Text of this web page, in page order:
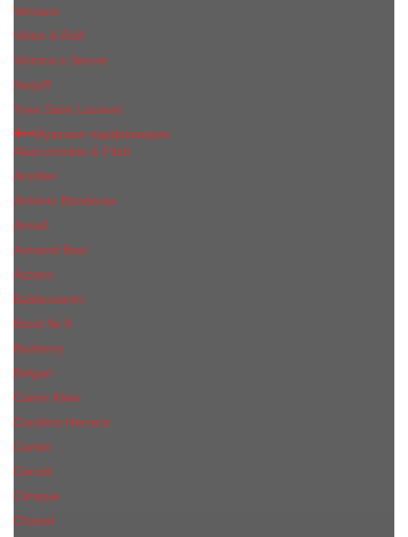
Versace
Viktor & Rolf
Victoria s Secret
Xerjoff
Yves Saint Laurent
Мужская парфюмерия
Abercrombie & Fitch
Annifen
Antonio Banderas
Armaf
Armand Basi
Azzaro
Baldessarini
Bond № 9
Burberry
Bvlgari
Calvin Klein
Carolina Herrera
Cartier
Cerruti
Сliniquе
Chanel